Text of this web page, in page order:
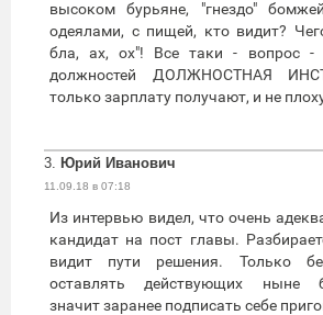
высоком бурьяне, "гнездо"
одеялами, с пищей, кто видит?
бла, ах, ох"! Все таки - вопрос -
должностей ДОЛЖНОСТНАЯ
только зарплату получают, и не
3. Юрий Иванович
11.09.18 в 07:18
Из интервью видел, что очень
кандидат на пост главы.
видит пути решения. Только
оставлять действующих ныне
значит заранее подписать себе